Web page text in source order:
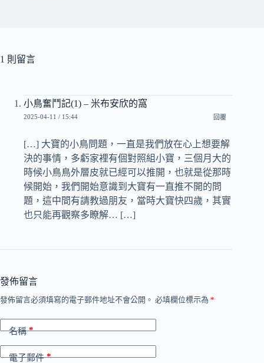
1 則留言
小鳥奮鬥記(1) – 米布安欣的窩
2025-04-11 / 15:44 回覆
[…] 大寶的小鳥問題，一直是我們放在心上想要解
決的事情，多虧家裡有個對照組小寶，三個月大的
時候小鳥鳥外層皮就已經可以推開，也就是從那時
候開始，我們開始意識到大寶有一直推不開的問
題，這中間有請教過朋友，當時大寶快四歲，其實
也只能再觀察多瞭解… […]
發佈留言
發佈留言必須填寫的電子郵件地址不會公開。 必填欄位標示為 *
名稱*
電子郵件*